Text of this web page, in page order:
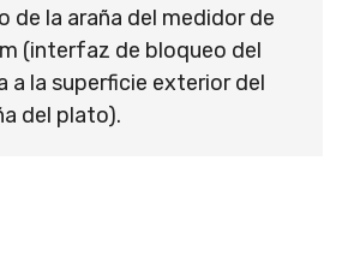
de la araña del medidor de
(interfaz de bloqueo del
a la superficie exterior del
del plato).